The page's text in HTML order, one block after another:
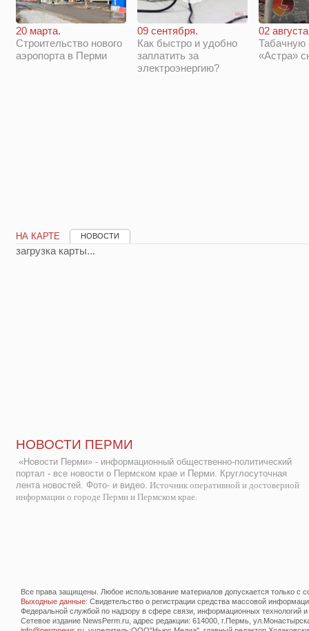
20 марта.
Строительство нового
аэропорта в Перми
09 сентября.
Как быстро и удобно
заплатить за
электроэнергию?
02
Табачную
«Астра»
НА КАРТЕ НОВОСТИ
загрузка карты...
НОВОСТИ ПЕРМИ
«Новости Перми» - информационный общественно-политический
портал - все новости о Пермском крае и Перми. Круглосуточная
лента новостей. Фото- и видео. Источник оперативной и достоверной
информации о городе Перми и Пермском крае.
Все права защищены. Любое использование материалов допускается только с
Выходные данные: Свидетельство о регистрации средства массовой
Федеральной службой по надзору в сфере связи, информационных технологий
Сетевое издание NewsPerm.ru, адрес редакции: 614000, г.Пермь,